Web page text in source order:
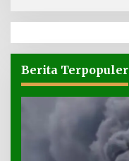
Berita Terpopuler